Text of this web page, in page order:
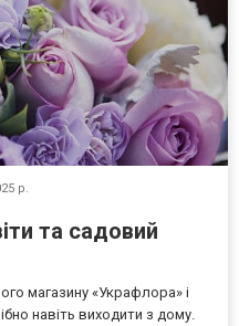
р.
та садовий
магазину «Украфлора» і
навіть виходити з дому.